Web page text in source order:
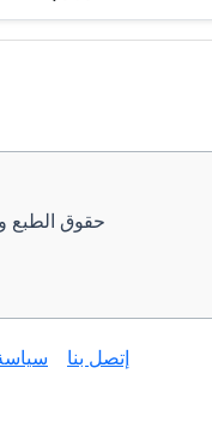
إتصل بنا